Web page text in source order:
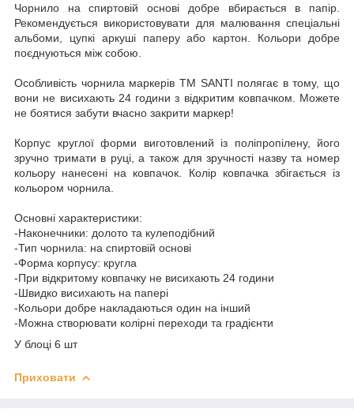
Чорнило на спиртовій основі добре вбирається в папір.
Рекомендується використовувати для малювання спеціальні
альбоми, цупкі аркуші паперу або картон. Кольори добре
поєднуються між собою.
Особливість чорнила маркерів ТМ SANTI полягає в тому, що
вони не висихають 24 години з відкритим ковпачком. Можете
не боятися забути вчасно закрити маркер!
Корпус круглої форми виготовлений із поліпропілену, його
зручно тримати в руці, а також для зручності назву та номер
кольору нанесені на ковпачок. Колір ковпачка збігається із
кольором чорнила.
Основні характеристики:
-Наконечники: долото та кулеподібний
-Тип чорнила: на спиртовій основі
-Форма корпусу: кругла
-При відкритому ковпачку не висихають 24 години
-Швидко висихають на папері
-Кольори добре накладаються один на інший
-Можна створювати колірні переходи та градієнти
У блоці 6 шт
Приховати